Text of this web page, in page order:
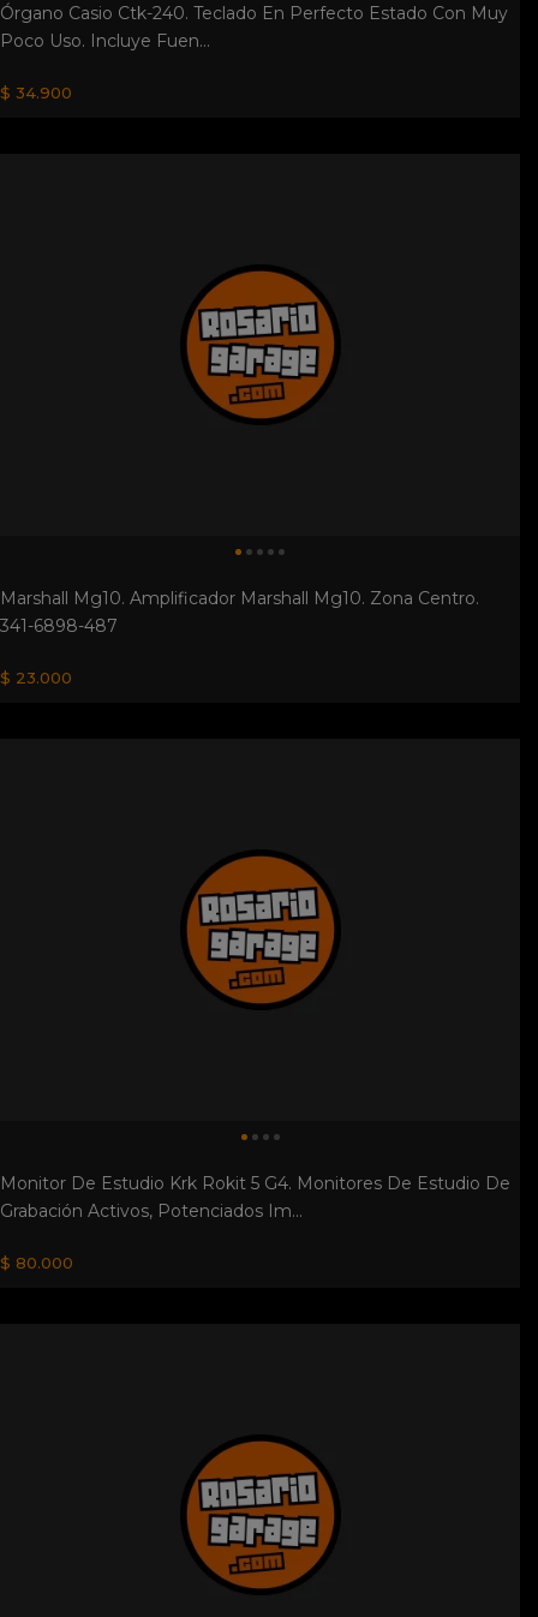
Órgano Casio Ctk-240. Teclado En Perfecto Estado Con Muy
Poco Uso. Incluye Fuen...
$ 34.900
Marshall Mg10. Amplificador Marshall Mg10. Zona Centro.
341-6898-487
$ 23.000
Monitor De Estudio Krk Rokit 5 G4. Monitores De Estudio De
Grabación Activos, Potenciados Im...
$ 80.000